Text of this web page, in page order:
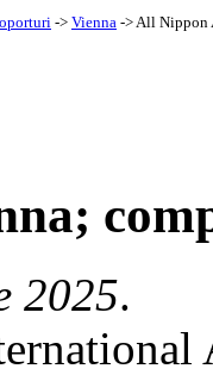
-> Vienna -> All Nippon
2025.